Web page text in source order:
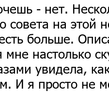
- нет.
совета на этой
больше.
мне настолько
увидела,
И я просто не